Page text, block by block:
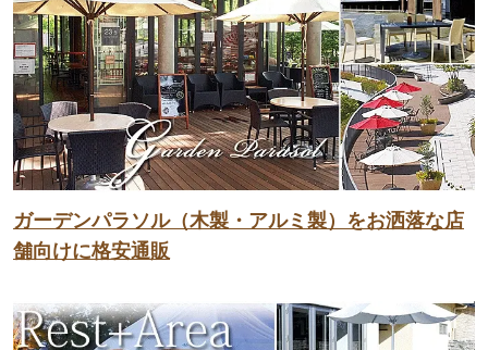
ガーデンパラソル（木製・アルミ製）をお洒落な店
舗向けに格安通販